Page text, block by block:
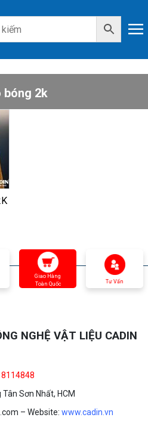
bóng 2k
Giao Hàng
Toàn Quốc
Tư Vấn
NGHỆ VẬT LIỆU CADIN
Sơn Nhất, HCM
– Website: www.cadin.vn